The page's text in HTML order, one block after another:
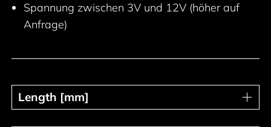
Spannung zwischen 3V und 12V (höher auf
Anfrage)
Length [mm]
Length [mm]